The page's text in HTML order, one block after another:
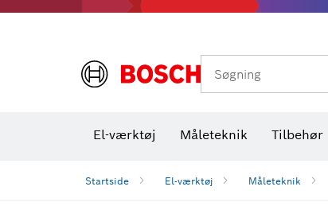
Søgning
El-værktøj Måleteknik Tilbehør
Startside El-værktøj Måleteknik